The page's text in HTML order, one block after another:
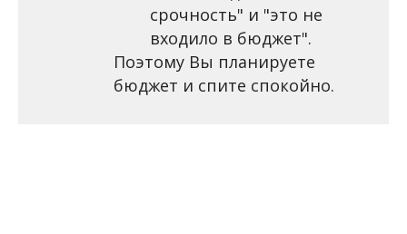
срочность" и "это не
входило в бюджет".
Поэтому Вы планируете
бюджет и спите спокойно.